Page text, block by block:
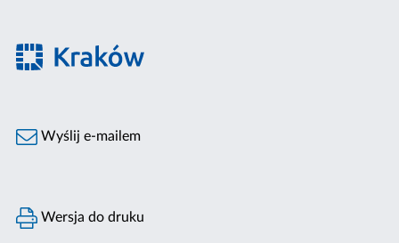
Wyślij e-mailem
Wersja do druku